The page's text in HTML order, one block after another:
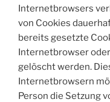
Internetbrowsers
von Cookies
bereits gesetzte
Internetbrowser
gelöscht werden.
Internetbrowsern
Person die Setzung